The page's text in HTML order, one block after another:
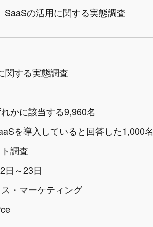
SaaSの活用に関する実態調査
関する実態調査
かに該当する9,960名
を導入していると回答した1,000名
調査
日～23日
・マーケティング